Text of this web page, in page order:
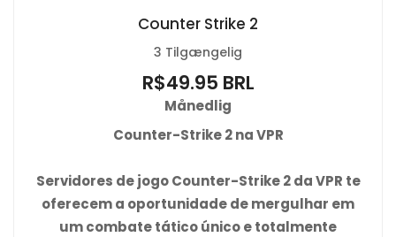
Counter Strike 2
3 Tilgængelig
R$49.95 BRL
Månedlig
Counter-Strike 2 na VPR
Servidores de jogo Counter-Strike 2 da VPR te
oferecem a oportunidade de mergulhar em
um combate tático único e totalmente